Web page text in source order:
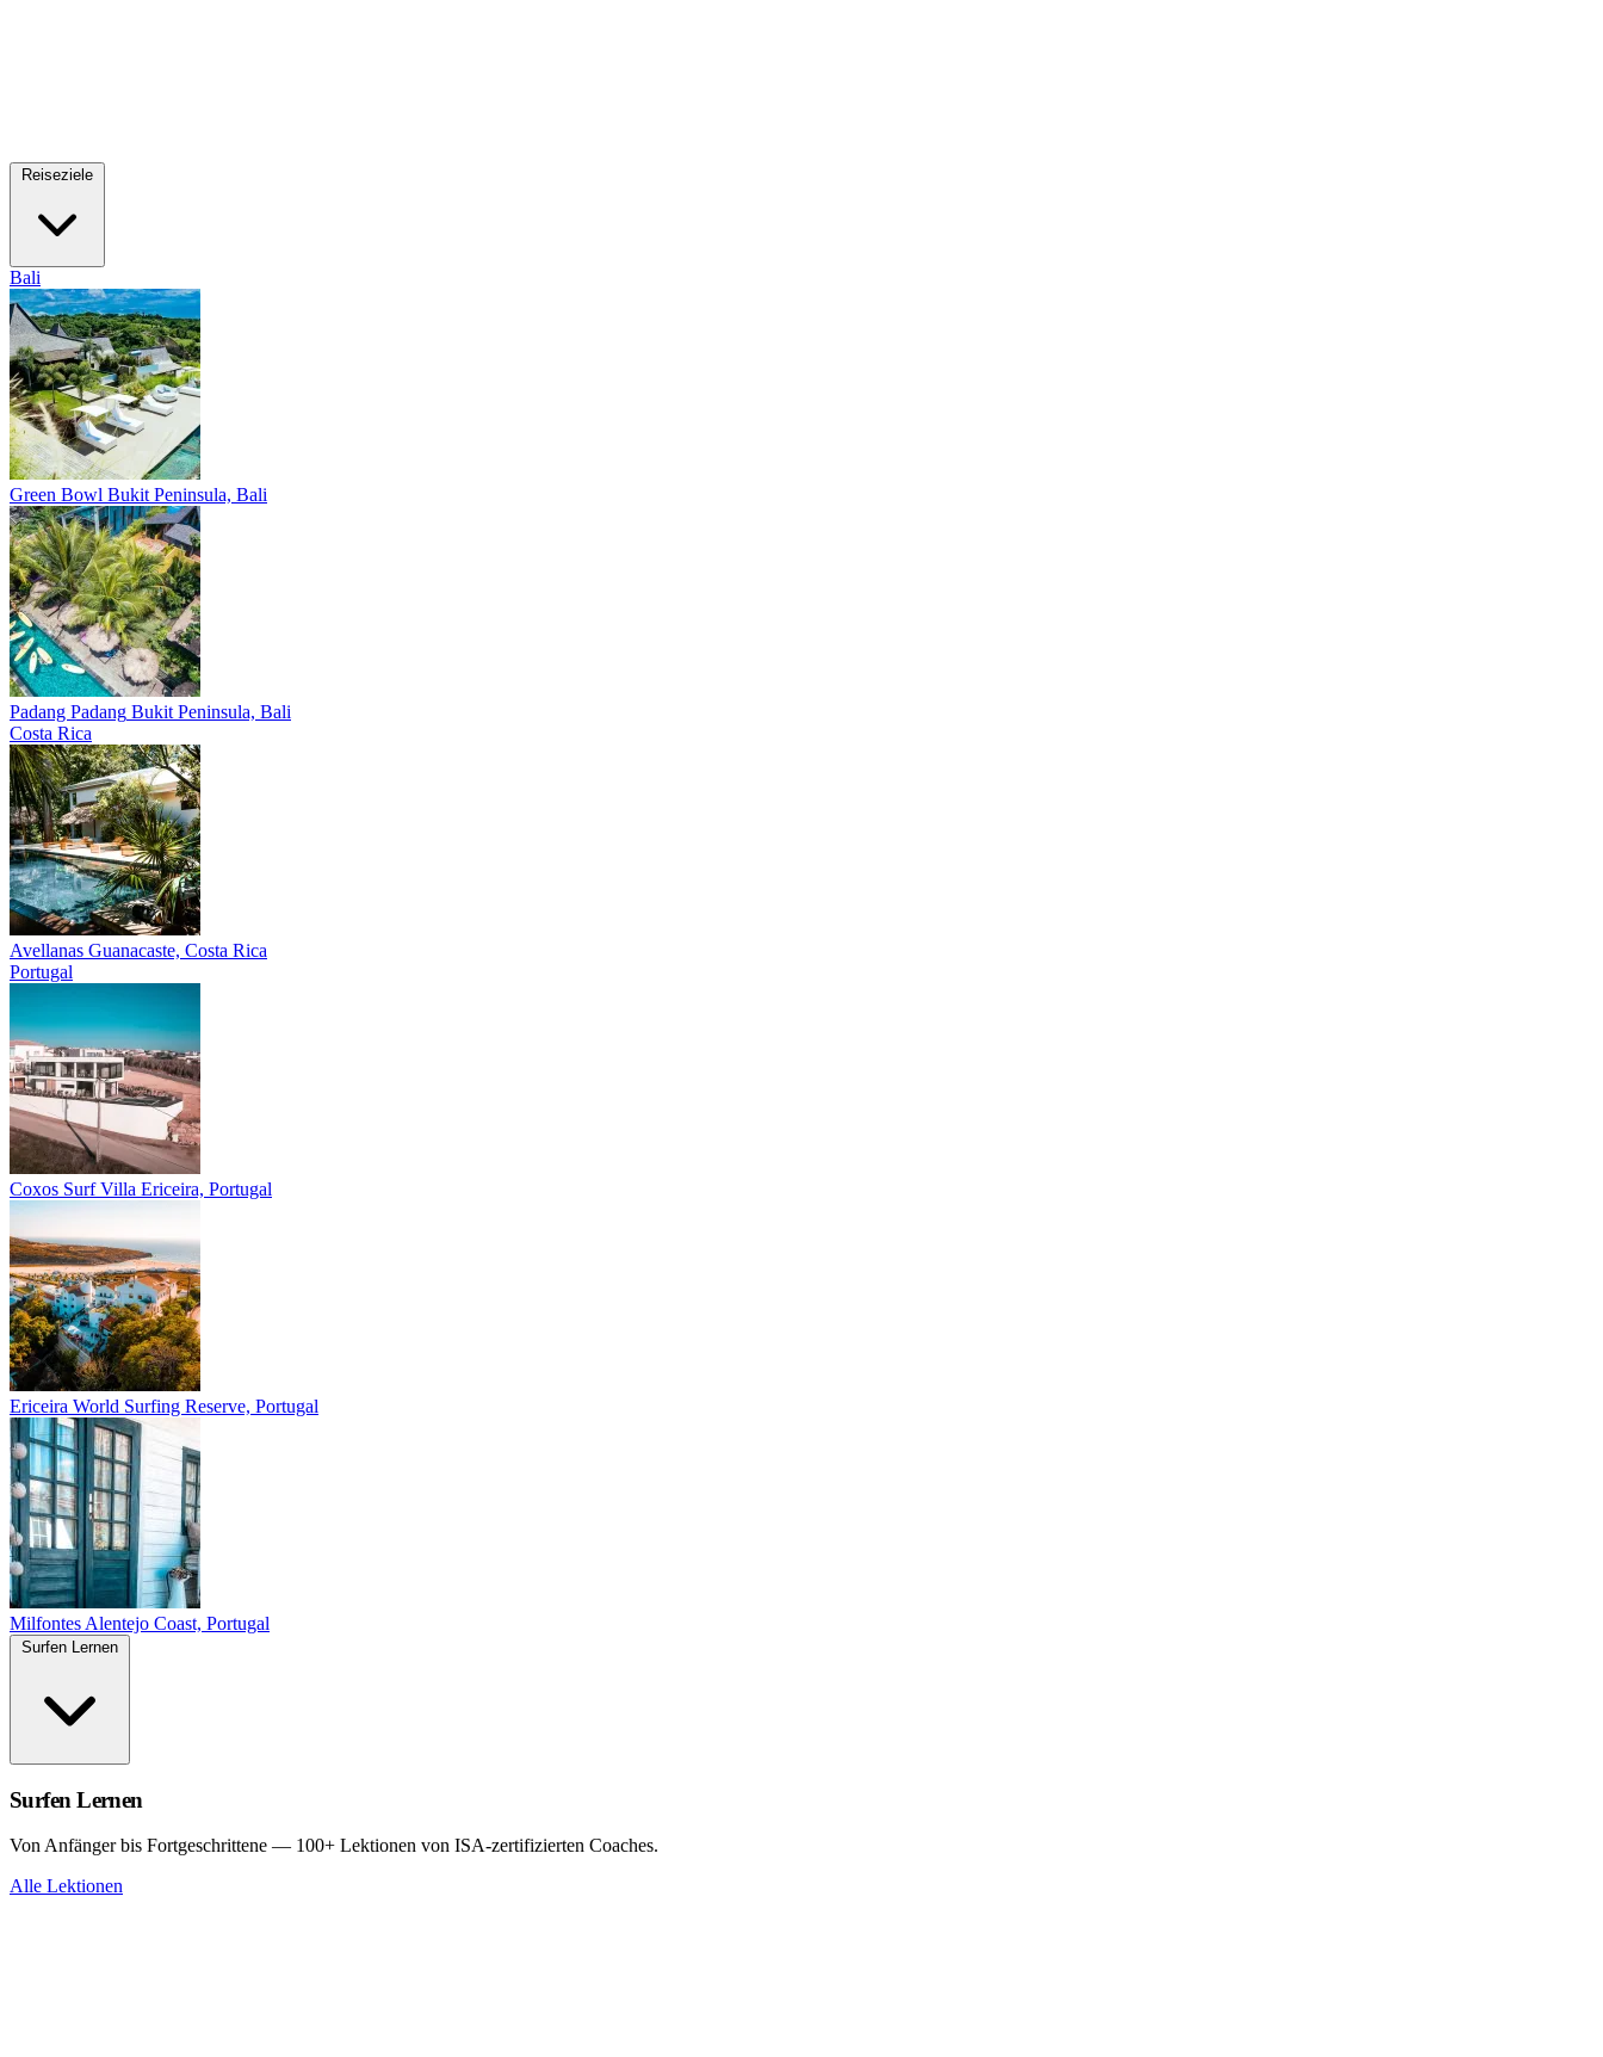
Bali
Green Bowl Bukit Peninsula, Bali
Padang Padang Bukit Peninsula, Bali
Costa Rica
Avellanas Guanacaste, Costa Rica
Portugal
Coxos Surf Villa Ericeira, Portugal
Ericeira World Surfing Reserve, Portugal
Milfontes Alentejo Coast, Portugal
Surfen Lernen
Von Anfänger bis Fortgeschrittene — 100+ Lektionen von ISA-zertifizierten Coaches.
Alle Lektionen